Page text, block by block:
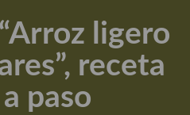
interesantes e importantes
AOVES
ligero
receta
paso